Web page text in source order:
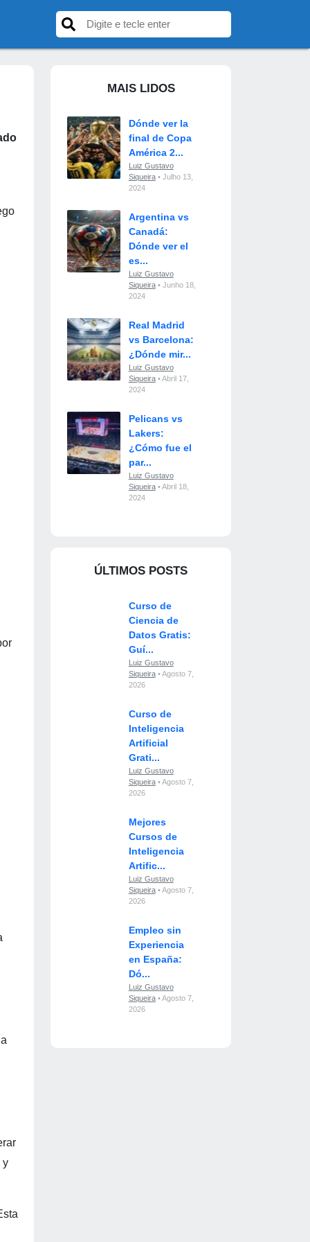
y
MAIS LIDOS
Dónde ver la
final de Copa
América 2...
Luiz Gustavo
Siqueira• Julho 13,
2024
Argentina vs
Canadá:
Dónde ver el
es...
Luiz Gustavo
Siqueira• Junho 18,
2024
Real Madrid
vs Barcelona:
¿Dónde mir...
Luiz Gustavo
Siqueira• Abril 17,
2024
Pelicans vs
Lakers:
¿Cómo fue el
par...
Luiz Gustavo
Siqueira• Abril 18,
2024
ÚLTIMOS POSTS
Curso de
Ciencia de
Datos Gratis:
Guí...
Luiz Gustavo
Siqueira• Agosto 7,
2026
Curso de
Inteligencia
Artificial
Grati...
Luiz Gustavo
Siqueira• Agosto 7,
2026
Mejores
Cursos de
Inteligencia
Artific...
Luiz Gustavo
Siqueira• Agosto 7,
2026
Empleo sin
Experiencia
en España:
Dó...
Luiz Gustavo
Siqueira• Agosto 7,
2026